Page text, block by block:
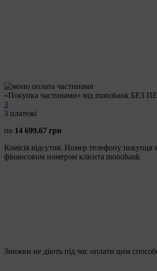
«Покупка частинами» від monobank БЕЗ
3
3 платежі
по 14 699.67 грн
Комісія відсутня. Номер телефону покупця
фінансовим номером клієнта monobank
Знижки не діють під час оплати цим